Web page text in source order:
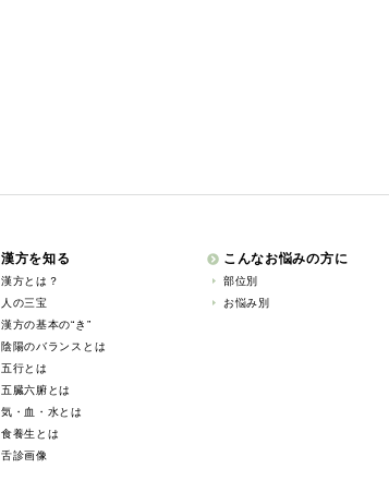
漢方を知る
漢方とは？
人の三宝
漢方の基本の“き”
陰陽のバランスとは
五行とは
五臓六腑とは
気・血・水とは
食養生とは
舌診画像
こんなお悩みの方に
部位別
お悩み別